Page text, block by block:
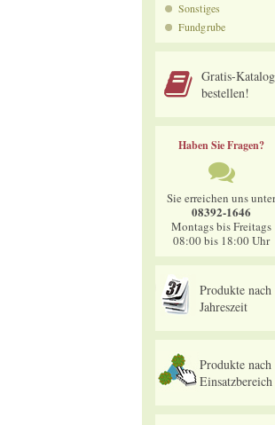
Sonstiges
Fundgrube
Gratis-Katalog
bestellen!
Haben Sie Fragen?
Sie erreichen uns unter
08392-1646
Montags bis Freitags
08:00 bis 18:00 Uhr
Produkte nach
Jahreszeit
Produkte nach
Einsatzbereich